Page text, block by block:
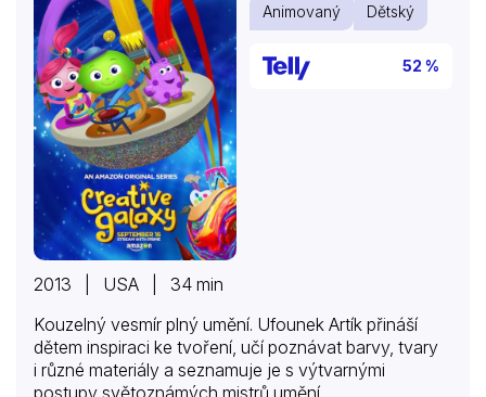
Animovaný
Dětský
52 %
2013 | USA | 34 min
Kouzelný vesmír plný umění. Ufounek Artík přináší
dětem inspiraci ke tvoření, učí poznávat barvy, tvary
i různé materiály a seznamuje je s výtvarnými